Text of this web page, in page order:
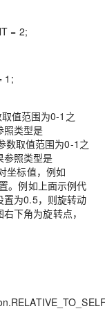
= 2;
1;
值范围为0-1之
照类型是
数取值范围为0-1之
参照类型是
坐标值，例如
。例如上面示例代
置为0.5，则旋转动
下角为旋转点，